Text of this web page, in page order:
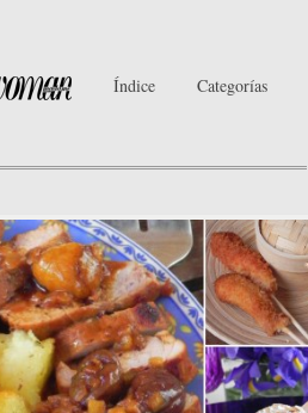
Índice Categorías